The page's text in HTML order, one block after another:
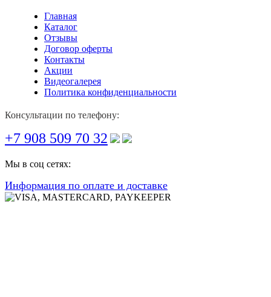
Главная
Каталог
Отзывы
Договор оферты
Контакты
Акции
Видеогалерея
Политика конфиденциальности
Консультации по телефону:
+7 908 509 70 32
Мы в соц сетях:
Информация по оплате и доставке